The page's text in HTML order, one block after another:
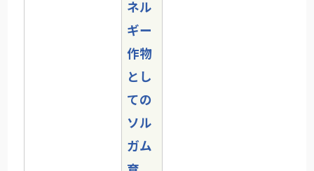
ネル
ギー
作物
とし
ての
ソル
ガム